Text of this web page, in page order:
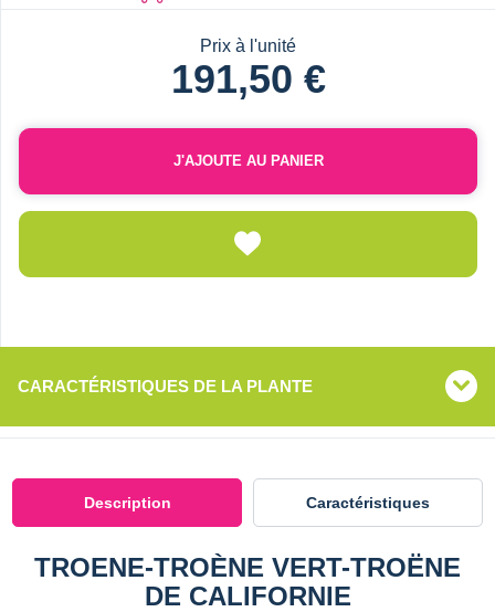
Prix à l'unité
191,50 €
J'AJOUTE AU PANIER
CARACTÉRISTIQUES DE LA PLANTE
Description Caractéristiques
TROENE-TROÈNE VERT-TROËNE
DE CALIFORNIE